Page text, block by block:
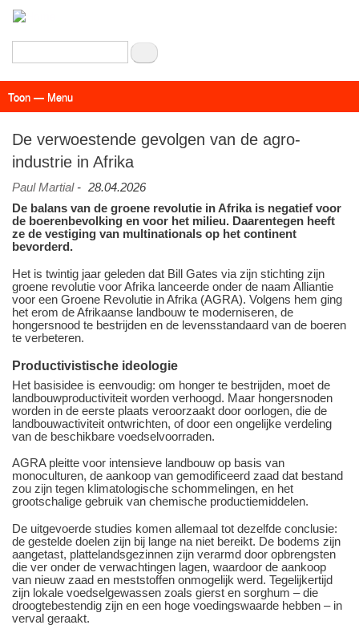
inhoud
Zoeken
Menu
Toon — Menu
De verwoestende gevolgen van de agro-
industrie in Afrika
Paul Martial- 28.04.2026
De balans van de groene revolutie in Afrika is negatief voor
de boerenbevolking en voor het milieu. Daarentegen heeft
ze de vestiging van multinationals op het continent
bevorderd.
Het is twintig jaar geleden dat Bill Gates via zijn stichting zijn
groene revolutie voor Afrika lanceerde onder de naam Alliantie
voor een Groene Revolutie in Afrika (AGRA). Volgens hem ging
het erom de Afrikaanse landbouw te moderniseren, de
hongersnood te bestrijden en de levensstandaard van de boeren
te verbeteren.
Productivistische ideologie
Het basisidee is eenvoudig: om honger te bestrijden, moet de
landbouwproductiviteit worden verhoogd. Maar hongersnoden
worden in de eerste plaats veroorzaakt door oorlogen, die de
landbouwactiviteit ontwrichten, of door een ongelijke verdeling
van de beschikbare voedselvoorraden.
AGRA pleitte voor intensieve landbouw op basis van
monoculturen, de aankoop van gemodificeerd zaad dat bestand
zou zijn tegen klimatologische schommelingen, en het
grootschalige gebruik van chemische productiemiddelen.
De uitgevoerde studies komen allemaal tot dezelfde conclusie:
de gestelde doelen zijn bij lange na niet bereikt. De bodems zijn
aangetast, plattelandsgezinnen zijn verarmd door opbrengsten
die ver onder de verwachtingen lagen, waardoor de aankoop
van nieuw zaad en meststoffen onmogelijk werd. Tegelijkertijd
zijn lokale voedselgewassen zoals gierst en sorghum – die
droogtebestendig zijn en een hoge voedingswaarde hebben – in
verval geraakt.